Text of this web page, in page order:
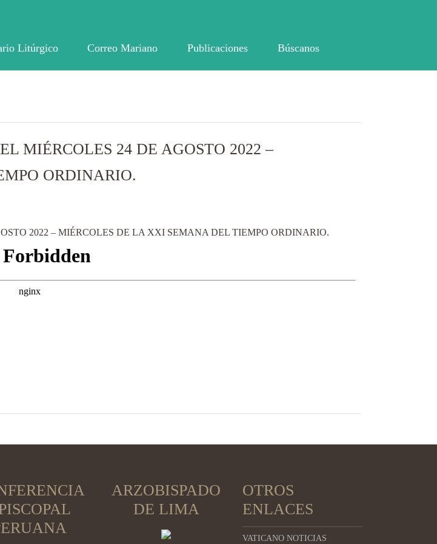
Litúrgico Correo Mariano Publicaciones Búscanos
MIÉRCOLES 24 DE AGOSTO 2022 –
ORDINARIO.
2022 – MIÉRCOLES DE LA XXI SEMANA DEL TIEMPO ORDINARIO.
ARZOBISPADO
DE LIMA
OTROS
ENLACES
VATICANO NOTICIAS